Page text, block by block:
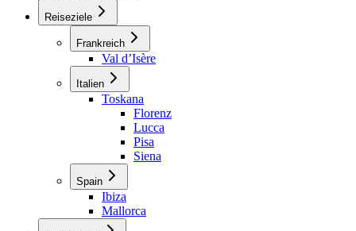
Reiseziele
Frankreich
Val d’Isère
Italien
Toskana
Florenz
Lucca
Pisa
Siena
Spain
Ibiza
Mallorca